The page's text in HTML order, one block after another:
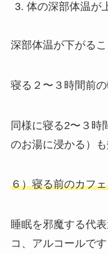
体の深部体温が
深部体温が下がる
寝る２〜３時間前
同様に寝る2〜３時
のお湯に浸かる）
６）寝る前のカフ
睡眠を邪魔する代
コ、アルコールです